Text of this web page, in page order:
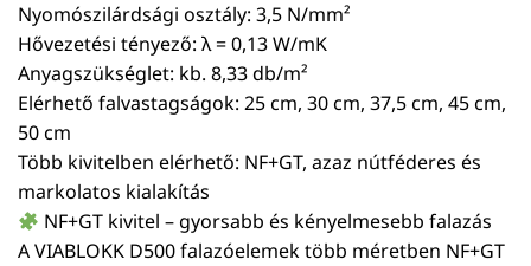
Nyomószilárdsági osztály: 3,5 N/mm²
Hővezetési tényező: λ = 0,13 W/mK
Anyagszükséglet: kb. 8,33 db/m²
Elérhető falvastagságok: 25 cm, 30 cm, 37,5 cm, 45 cm,
50 cm
Több kivitelben elérhető: NF+GT, azaz nútféderes és
markolatos kialakítás
NF+GT kivitel – gyorsabb és kényelmesebb falazás
A VIABLOKK D500 falazóelemek több méretben NF+GT